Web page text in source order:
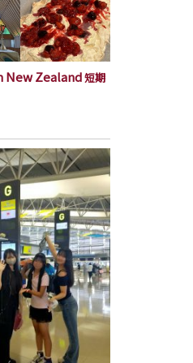
New Zealand短期